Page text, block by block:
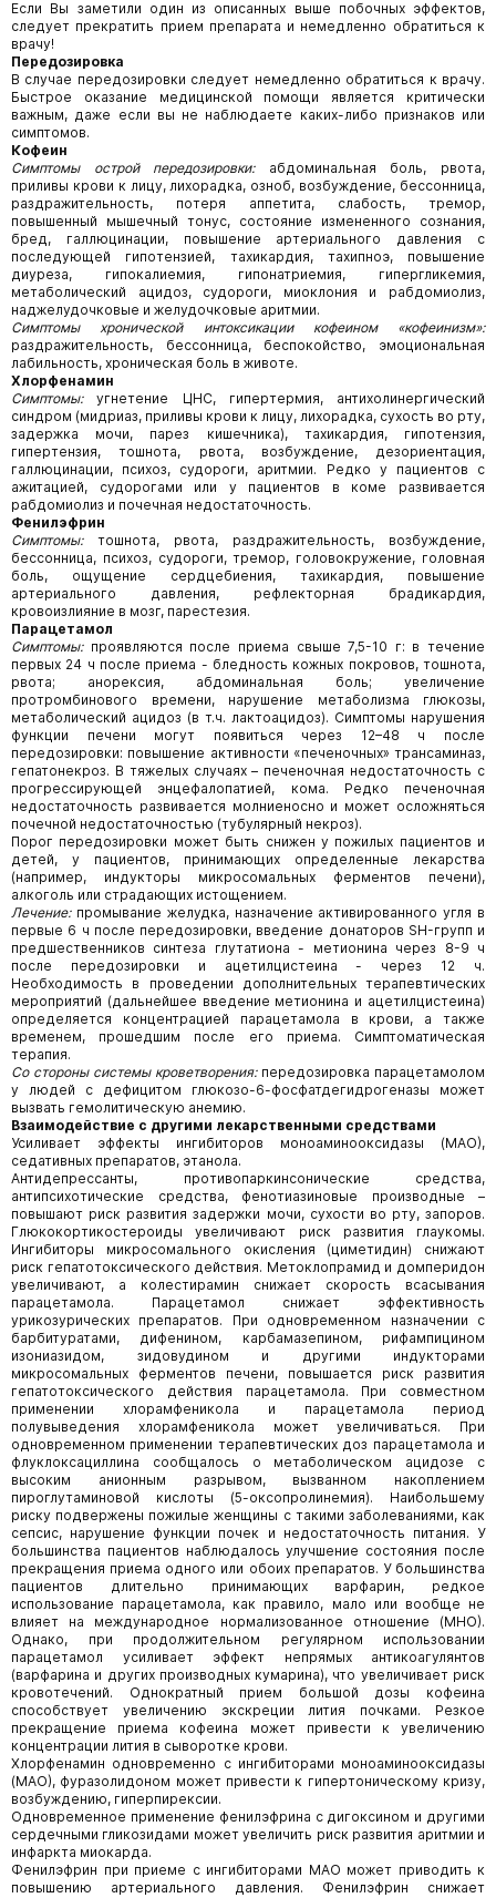
Если Вы заметили один из описанных выше побочных эффектов,
следует прекратить прием препарата и немедленно обратиться к
врачу!
Передозировка
В случае передозировки следует немедленно обратиться к врачу.
Быстрое оказание медицинской помощи является критически
важным, даже если вы не наблюдаете каких-либо признаков или
симптомов.
Кофеин
Симптомы острой передозировки:абдоминальная боль, рвота,
приливы крови к лицу, лихорадка, озноб, возбуждение, бессонница,
раздражительность, потеря аппетита, слабость, тремор,
повышенный мышечный тонус, состояние измененного сознания,
бред, галлюцинации, повышение артериального давления с
последующей гипотензией, тахикардия, тахипноэ, повышение
диуреза, гипокалиемия, гипонатриемия, гипергликемия,
метаболический ацидоз, судороги, миоклония и рабдомиолиз,
наджелудочковые и желудочковые аритмии.
Симптомы хронической интоксикации кофеином «кофеинизм»:
раздражительность, бессонница, беспокойство, эмоциональная
лабильность, хроническая боль в животе.
Хлорфенамин
Симптомы:угнетение ЦНС, гипертермия, антихолинергический
синдром (мидриаз, приливы крови к лицу, лихорадка, сухость во рту,
задержка мочи, парез кишечника), тахикардия, гипотензия,
гипертензия, тошнота, рвота, возбуждение, дезориентация,
галлюцинации, психоз, судороги, аритмии. Редко у пациентов с
ажитацией, судорогами или у пациентов в коме развивается
рабдомиолиз и почечная недостаточность.
Фенилэфрин
Симптомы:тошнота, рвота, раздражительность, возбуждение,
бессонница, психоз, судороги, тремор, головокружение, головная
боль, ощущение сердцебиения, тахикардия, повышение
артериального давления, рефлекторная брадикардия,
кровоизлияние в мозг, парестезия.
Парацетамол
Симптомы:проявляются после приема свыше 7,5-10 г: в течение
первых 24 ч после приема - бледность кожных покровов, тошнота,
рвота; анорексия, абдоминальная боль; увеличение
протромбинового времени, нарушение метаболизма глюкозы,
метаболический ацидоз (в т.ч. лактоацидоз). Симптомы нарушения
функции печени могут появиться через 12–48 ч после
передозировки: повышение активности «печеночных» трансаминаз,
гепатонекроз. В тяжелых случаях – печеночная недостаточность с
прогрессирующей энцефалопатией, кома. Редко печеночная
недостаточность развивается молниеносно и может осложняться
почечной недостаточностью (тубулярный некроз).
Порог передозировки может быть снижен у пожилых пациентов и
детей, у пациентов, принимающих определенные лекарства
(например, индукторы микросомальных ферментов печени),
алкоголь или страдающих истощением.
Лечение:промывание желудка, назначение активированного угля в
первые 6 ч после передозировки, введение донаторов SH-групп и
предшественников синтеза глутатиона - метионина через 8-9 ч
после передозировки и ацетилцистеина - через 12 ч.
Необходимость в проведении дополнительных терапевтических
мероприятий (дальнейшее введение метионина и ацетилцистеина)
определяется концентрацией парацетамола в крови, а также
временем, прошедшим после его приема. Симптоматическая
терапия.
Со стороны системы кроветворения:передозировка парацетамолом
у людей с дефицитом глюкозо-6-фосфатдегидрогеназы может
вызвать гемолитическую анемию.
Взаимодействие с другими лекарственными средствами
Усиливает эффекты ингибиторов моноаминооксидазы (МАО),
седативных препаратов, этанола.
Антидепрессанты, противопаркинсонические средства,
антипсихотические средства, фенотиазиновые производные –
повышают риск развития задержки мочи, сухости во рту, запоров.
Глюкокортикостероиды увеличивают риск развития глаукомы.
Ингибиторы микросомального окисления (циметидин) снижают
риск гепатотоксического действия. Метоклопрамид и домперидон
увеличивают, а колестирамин снижает скорость всасывания
парацетамола. Парацетамол снижает эффективность
урикозурических препаратов. При одновременном назначении с
барбитуратами, дифенином, карбамазепином, рифампицином
изониазидом, зидовудином и
другими индукторами
микросомальных ферментов печени, повышается риск развития
гепатотоксического действия парацетамола. При совместном
применении хлорамфеникола и парацетамола период
полувыведения хлорамфеникола может увеличиваться. При
одновременном применении терапевтических доз парацетамола и
флуклоксациллина сообщалось о метаболическом ацидозе с
высоким анионным разрывом, вызванном накоплением
пироглутаминовой кислоты (5-оксопролинемия). Наибольшему
риску подвержены пожилые женщины с такими заболеваниями, как
сепсис, нарушение функции почек и недостаточность питания. У
большинства пациентов наблюдалось улучшение состояния после
прекращения приема одного или обоих препаратов. У большинства
пациентов длительно принимающих варфарин, редкое
использование парацетамола, как правило, мало или вообще не
влияет на международное нормализованное отношение (МНО).
Однако, при продолжительном регулярном использовании
парацетамол усиливает эффект непрямых антикоагулянтов
(варфарина и других производных кумарина), что увеличивает риск
кровотечений. Однократный прием большой дозы кофеина
способствует увеличению экскреции лития почками. Резкое
прекращение приема кофеина может привести к увеличению
концентрации лития в сыворотке крови.
Хлорфенамин одновременно с ингибиторами моноаминооксидазы
(МАО), фуразолидоном может привести к гипертоническому кризу,
возбуждению, гиперпирексии.
Одновременное применение фенилэфрина с дигоксином и другими
сердечными гликозидами может увеличить риск развития аритмии и
инфаркта миокарда.
Фенилэфрин при приеме с ингибиторами МАО может приводить к
повышению артериального давления. Фенилэфрин снижает